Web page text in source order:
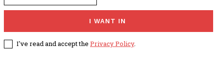
I WANT IN
I've read and accept the Privacy Policy.